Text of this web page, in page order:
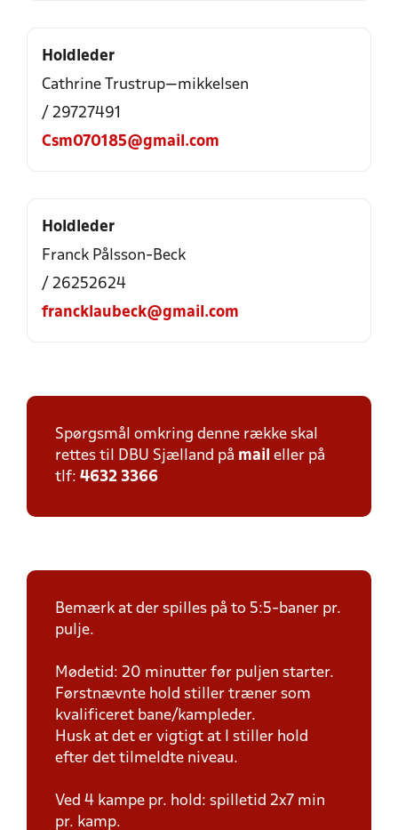
Holdleder
Cathrine Trustrup—mikkelsen
/ 29727491
Csm070185@gmail.com
Holdleder
Franck Pålsson-Beck
/ 26252624
francklaubeck@gmail.com
Spørgsmål omkring denne række skal
rettes til DBU Sjælland på mail eller på
tlf: 4632 3366
Bemærk at der spilles på to 5:5-baner pr.
pulje.
Mødetid: 20 minutter før puljen starter.
Førstnævnte hold stiller træner som
kvalificeret bane/kampleder.
Husk at det er vigtigt at I stiller hold
efter det tilmeldte niveau.
Ved 4 kampe pr. hold: spilletid 2x7 min
pr. kamp.